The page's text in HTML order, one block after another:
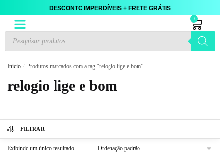
DESCONTO IMPERDÍVEIS + FRETE GRÁTIS
0
Início / Produtos marcados com a tag “relogio lige e bom”
relogio lige e bom
FILTRAR
Exibindo um único resultado